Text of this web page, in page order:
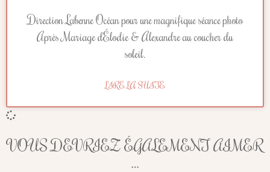
Direction Labenne Océan pour une magnifique séance photo
Après Mariage d’Élodie & Alexandre au coucher du
soleil.
LIRE LA SUITE
VOUS DEVRIEZ ÉGALEMENT AIMER
…